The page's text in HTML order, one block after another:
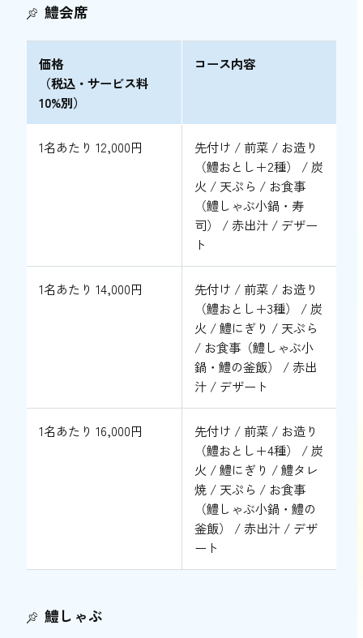
鱧会席
価格
（税込・サービス料
10%別）
コース内容
1名あたり 12,000円
先付け / 前菜 / お造り
（鱧おとし＋2種） / 炭
火 / 天ぷら / お食事
（鱧しゃぶ小鍋・寿
司） / 赤出汁 / デザー
ト
1名あたり 14,000円
先付け / 前菜 / お造り
（鱧おとし＋3種） / 炭
火 / 鱧にぎり / 天ぷら
/ お食事（鱧しゃぶ小
鍋・鱧の釜飯） / 赤出
汁 / デザート
1名あたり 16,000円
先付け / 前菜 / お造り
（鱧おとし＋4種） / 炭
火 / 鱧にぎり / 鱧タレ
焼 / 天ぷら / お食事
（鱧しゃぶ小鍋・鱧の
釜飯） / 赤出汁 / デザ
ート
鱧しゃぶ